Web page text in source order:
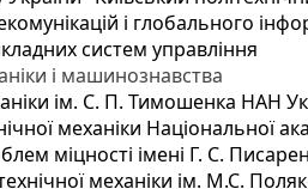
і глобального
систем управління
і машинознавства
ім. С. П. Тимошенка НАН
механіки Національної
міцності імені Г. С.
механіки ім. М.С.